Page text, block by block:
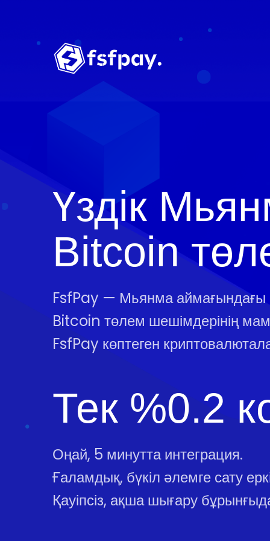
Үздік
Bitcoin
FsfPay — Мьянма аймағындағы
Bitcoin төлем шешімдерінің
FsfPay көптеген
Тек %0.2
Оңай, 5 минутта интеграция.
Ғаламдық, бүкіл әлемге сату
Қауіпсіз, ақша шығару